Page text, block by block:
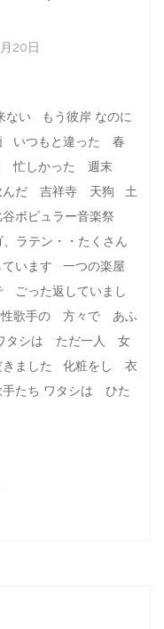
20日
い もう彼岸 なのに
いつもと違った 春
忙しかった 週末
んだ 吉祥寺 天狗 土
ポピュラー音楽祭
ラテン・・たくさん
ています 一つの楽屋
ごった返していまし
歌手の 方々で あふ
タシは ただ一人 女
きました 化粧をし 衣
たち ワタシは ひた